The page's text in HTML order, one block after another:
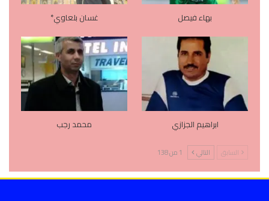
بهاء فيصل غسان بلعاوي*
ابراهيم الجزازي محمد رجب
السابق التالي 1 من 138